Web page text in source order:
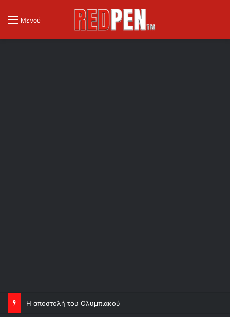
Μενού
Η αποστολή του Ολυμπιακού